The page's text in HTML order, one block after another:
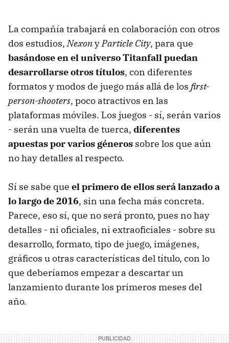
La compañía trabajará en colaboración con otros
dos estudios,NexonyParticle City, para que
basándose en el universo Titanfall puedan
desarrollarse otros títulos, con diferentes
formatos y modos de juego más allá de los first-
person-shooters, poco atractivos en las
plataformas móviles. Los juegos - sí, serán varios
- serán una vuelta de tuerca, diferentes
apuestas por varios géneros sobre los que aún
no hay detalles al respecto.
Sí se sabe que el primero de ellos será lanzado a
lo largo de 2016, sin una fecha más concreta.
Parece, eso sí, que no será pronto, pues no hay
detalles - ni oficiales, ni extraoficiales - sobre su
desarrollo, formato, tipo de juego, imágenes,
gráficos u otras características del título, con lo
que deberíamos empezar a descartar un
lanzamiento durante los primeros meses del
año.